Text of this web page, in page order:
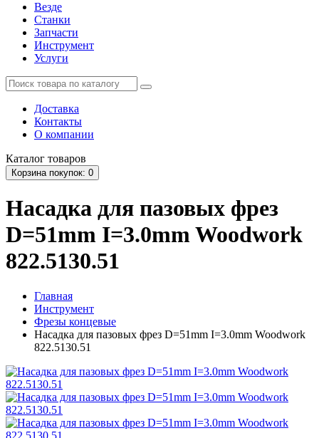
Везде
Станки
Запчасти
Инструмент
Услуги
Доставка
Контакты
О компании
Каталог товаров
Корзинапокупок: 0
Насадка для пазовых фрез
D=51mm I=3.0mm Woodwork
822.5130.51
Главная
Инструмент
Фрезы концевые
Насадка для пазовых фрез D=51mm I=3.0mm Woodwork
822.5130.51